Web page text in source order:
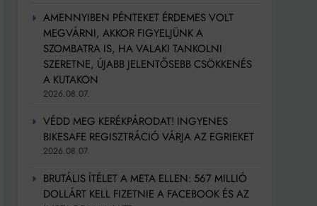
AMENNYIBEN PÉNTEKET ÉRDEMES VOLT
MEGVÁRNI, AKKOR FIGYELJÜNK A
SZOMBATRA IS, HA VALAKI TANKOLNI
SZERETNE, ÚJABB JELENTŐSEBB CSÖKKENÉS
A KUTAKON
2026.08.07.
VÉDD MEG KERÉKPÁRODAT! INGYENES
BIKESAFE REGISZTRÁCIÓ VÁRJA AZ EGRIEKET
2026.08.07.
BRUTÁLIS ÍTÉLET A META ELLEN: 567 MILLIÓ
DOLLÁRT KELL FIZETNIE A FACEBOOK ÉS AZ